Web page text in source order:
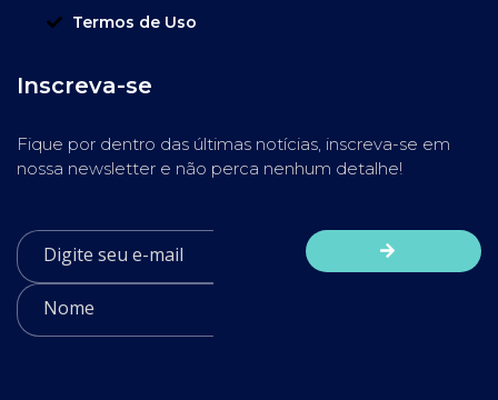
Termos de Uso
Inscreva-se
Fique por dentro das últimas notícias, inscreva-se em
nossa newsletter e não perca nenhum detalhe!